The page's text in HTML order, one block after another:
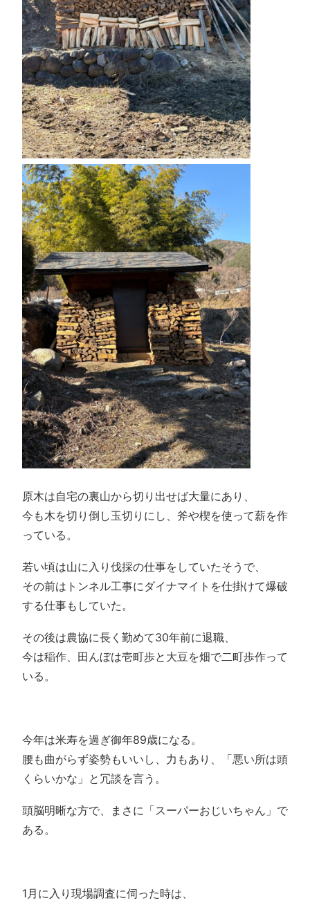
原木は自宅の裏山から切り出せば大量にあり、
今も木を切り倒し玉切りにし、斧や楔を使って薪を作
っている。
若い頃は山に入り伐採の仕事をしていたそうで、
その前はトンネル工事にダイナマイトを仕掛けて爆破
する仕事もしていた。
その後は農協に長く勤めて30年前に退職、
今は稲作、田んぼは壱町歩と大豆を畑で二町歩作って
いる。
今年は米寿を過ぎ御年89歳になる。
腰も曲がらず姿勢もいいし、力もあり、「悪い所は頭
くらいかな」と冗談を言う。
頭脳明晰な方で、まさに「スーパーおじいちゃん」で
ある。
1月に入り現場調査に伺った時は、